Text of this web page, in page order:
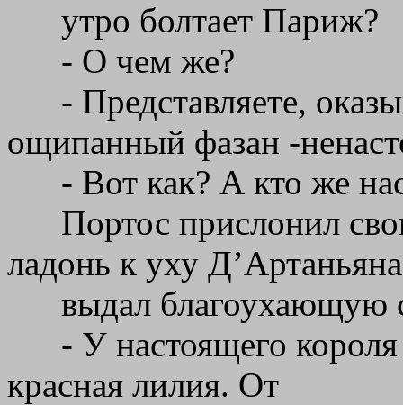
утро болтает Париж?
- О чем же?
- Представляете,
ощипанный фазан -
- Вот как? А кто же
Портос прислонил
ладонь к уху
выдал благоухающую
- У настоящего
красная лилия. От